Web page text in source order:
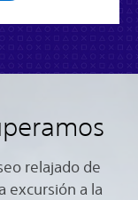
relajado de
excursión a la